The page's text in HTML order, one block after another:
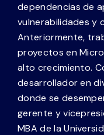
dependencias de
vulnerabilidades y
Anteriormente,
proyectos en
alto crecimiento.
desarrollador en
donde se
gerente y
MBA de la